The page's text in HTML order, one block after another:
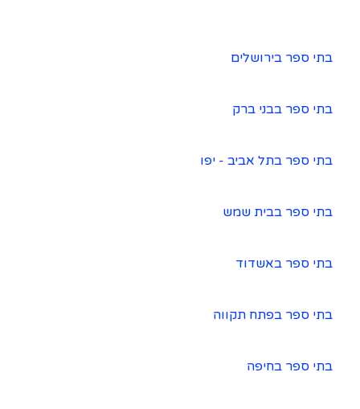
בתי ספר בירושלים
בתי ספר בבני ברק
בתי ספר בתל אביב - יפו
בתי ספר בבית שמש
בתי ספר באשדוד
בתי ספר בפתח תקווה
בתי ספר בחיפה